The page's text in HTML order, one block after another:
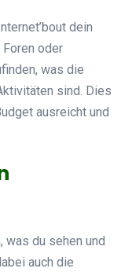
dein
Foren oder
was die
sind. Dies
ausreicht und
was du sehen und
auch die